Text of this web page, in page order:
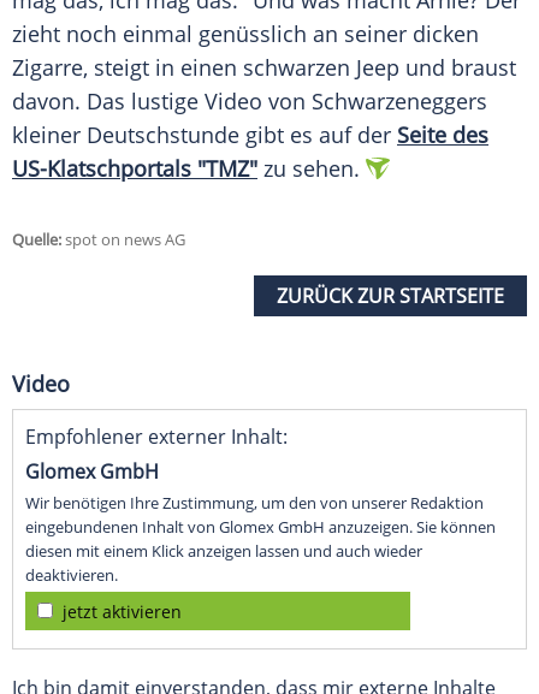
zieht noch einmal genüsslich an seiner dicken
Zigarre, steigt in einen schwarzen Jeep und braust
davon. Das lustige Video von Schwarzeneggers
kleiner Deutschstunde gibt es auf der Seite des
US-Klatschportals "TMZ" zu sehen.
Quelle:spot on news AG
ZURÜCK ZUR STARTSEITE
Video
Empfohlener externer Inhalt:
Glomex GmbH
Wir benötigen Ihre Zustimmung, um den von unserer Redaktion
eingebundenen Inhalt von Glomex GmbH anzuzeigen. Sie können
diesen mit einem Klick anzeigen lassen und auch wieder
deaktivieren.
jetzt aktivieren
Ich bin damit einverstanden, dass mir externe Inhalte